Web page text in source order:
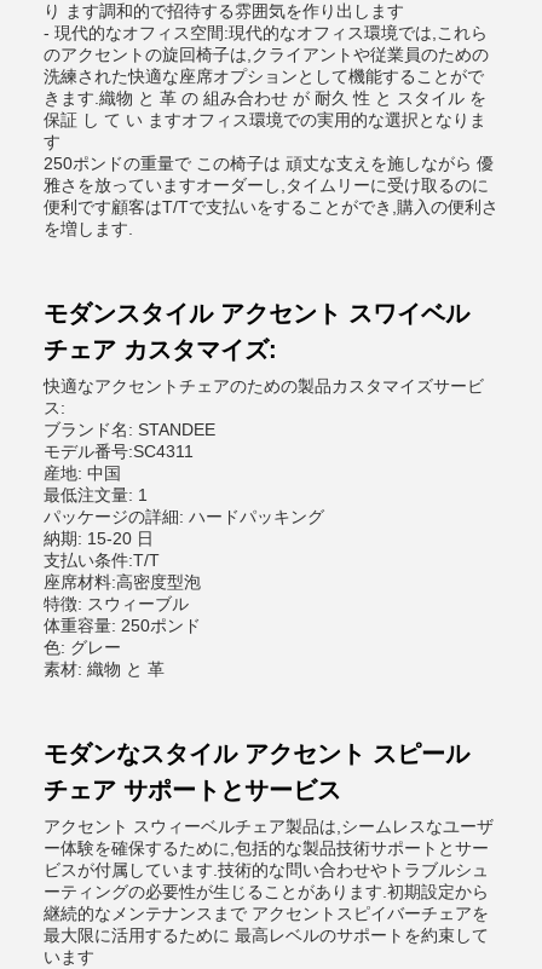
り ます調和的で招待する雰囲気を作り出します
- 現代的なオフィス空間:現代的なオフィス環境では,これら
のアクセントの旋回椅子は,クライアントや従業員のための
洗練された快適な座席オプションとして機能することがで
きます.織物 と 革 の 組み合わせ が 耐久 性 と スタイル を
保証 し て い ますオフィス環境での実用的な選択となりま
す
250ポンドの重量で この椅子は 頑丈な支えを施しながら 優
雅さを放っていますオーダーし,タイムリーに受け取るのに
便利です顧客はT/Tで支払いをすることができ,購入の便利さ
を増します.
モダンスタイル アクセント スワイベル
チェア カスタマイズ:
快適なアクセントチェアのための製品カスタマイズサービ
ス:
ブランド名: STANDEE
モデル番号:SC4311
産地: 中国
最低注文量: 1
パッケージの詳細: ハードパッキング
納期: 15-20 日
支払い条件:T/T
座席材料:高密度型泡
特徴: スウィーブル
体重容量: 250ポンド
色: グレー
素材: 織物 と 革
モダンなスタイル アクセント スピール
チェア サポートとサービス
アクセント スウィーベルチェア製品は,シームレスなユーザ
ー体験を確保するために,包括的な製品技術サポートとサー
ビスが付属しています.技術的な問い合わせやトラブルシュ
ーティングの必要性が生じることがあります.初期設定から
継続的なメンテナンスまで アクセントスピイバーチェアを
最大限に活用するために 最高レベルのサポートを約束して
います